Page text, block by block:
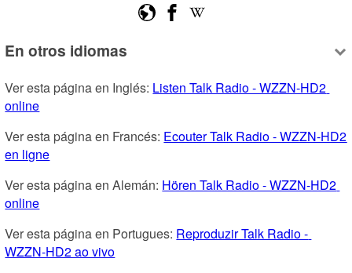
En otros idiomas
Ver esta página en Inglés: Listen Talk Radio - WZZN-HD2
online
Ver esta página en Francés: Ecouter Talk Radio - WZZN-HD2
en ligne
Ver esta página en Alemán: Hören Talk Radio - WZZN-HD2
online
Ver esta página en Portugues: Reproduzir Talk Radio -
WZZN-HD2 ao vivo